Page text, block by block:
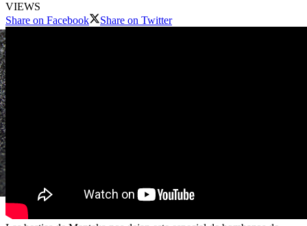
VIEWS
Share on Facebook
Share on Twitter